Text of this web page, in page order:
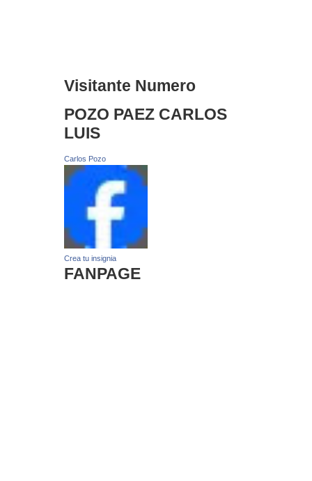
Visitante Numero
POZO PAEZ CARLOS
LUIS
Carlos Pozo
Crea tu insignia
FANPAGE